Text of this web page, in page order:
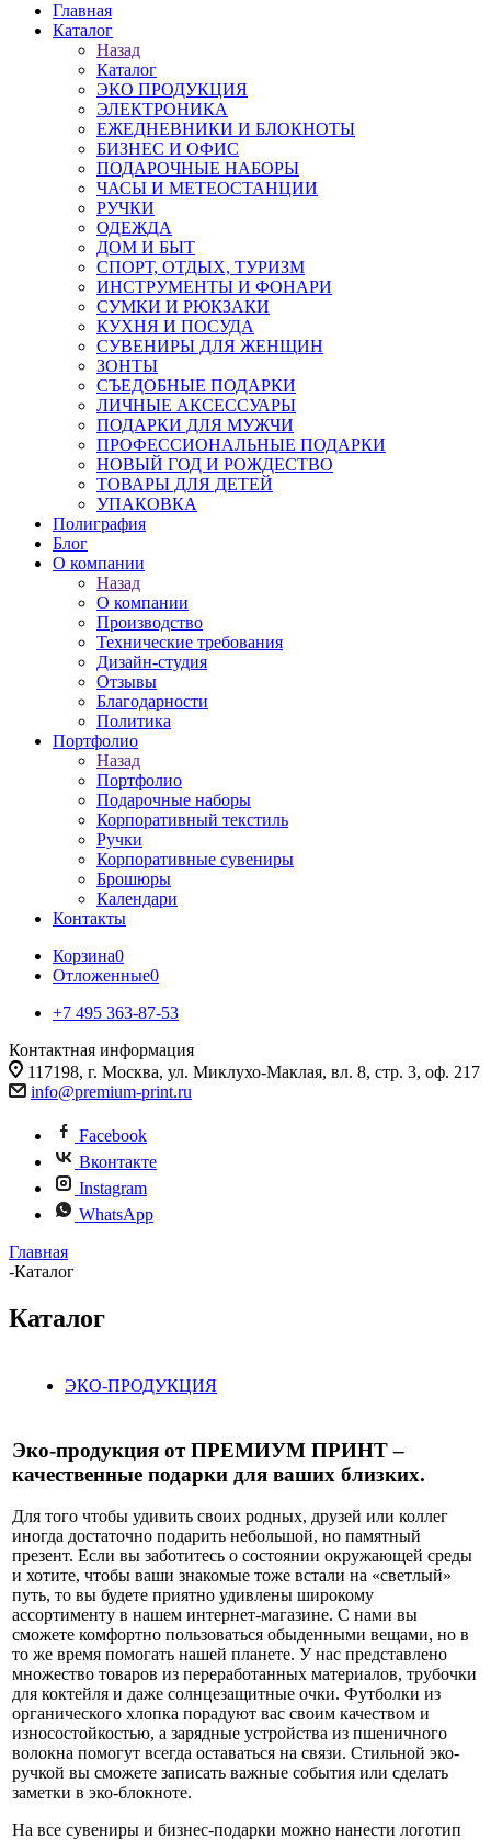
Главная
Каталог
Назад
Каталог
ЭКО ПРОДУКЦИЯ
ЭЛЕКТРОНИКА
ЕЖЕДНЕВНИКИ И БЛОКНОТЫ
БИЗНЕС И ОФИС
ПОДАРОЧНЫЕ НАБОРЫ
ЧАСЫ И МЕТЕОСТАНЦИИ
РУЧКИ
ОДЕЖДА
ДОМ И БЫТ
СПОРТ, ОТДЫХ, ТУРИЗМ
ИНСТРУМЕНТЫ И ФОНАРИ
СУМКИ И РЮКЗАКИ
КУХНЯ И ПОСУДА
СУВЕНИРЫ ДЛЯ ЖЕНЩИН
ЗОНТЫ
СЪЕДОБНЫЕ ПОДАРКИ
ЛИЧНЫЕ АКСЕССУАРЫ
ПОДАРКИ ДЛЯ МУЖЧИ
ПРОФЕССИОНАЛЬНЫЕ ПОДАРКИ
НОВЫЙ ГОД И РОЖДЕСТВО
ТОВАРЫ ДЛЯ ДЕТЕЙ
УПАКОВКА
Полиграфия
Блог
О компании
Назад
О компании
Производство
Технические требования
Дизайн-студия
Отзывы
Благодарности
Политика
Портфолио
Назад
Портфолио
Подарочные наборы
Корпоративный текстиль
Ручки
Корпоративные сувениры
Брошюры
Календари
Контакты
Корзина0
Отложенные0
+7 495 363-87-53
Контактная информация
117198, г. Москва, ул. Миклухо-Маклая, вл. 8, стр. 3, оф. 217
info@premium-print.ru
Facebook
Вконтакте
Instagram
WhatsApp
Главная
-Каталог
Каталог
ЭКО-ПРОДУКЦИЯ
Эко-продукция от ПРЕМИУМ ПРИНТ –
качественные подарки для ваших близких.
Для того чтобы удивить своих родных, друзей или коллег
иногда достаточно подарить небольшой, но памятный
презент. Если вы заботитесь о состоянии окружающей среды
и хотите, чтобы ваши знакомые тоже встали на «светлый»
путь, то вы будете приятно удивлены широкому
ассортименту в нашем интернет-магазине. С нами вы
сможете комфортно пользоваться обыденными вещами, но в
то же время помогать нашей планете. У нас представлено
множество товаров из переработанных материалов, трубочки
для коктейля и даже солнцезащитные очки. Футболки из
органического хлопка порадуют вас своим качеством и
износостойкостью, а зарядные устройства из пшеничного
волокна помогут всегда оставаться на связи. Стильной эко-
ручкой вы сможете записать важные события или сделать
заметки в эко-блокноте.
На все сувениры и бизнес-подарки можно нанести логотип